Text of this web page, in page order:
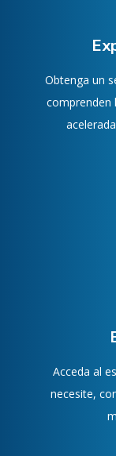
Obtenga un
comprenden
Acceda al
necesite,